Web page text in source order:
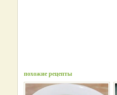
похожие рецепты